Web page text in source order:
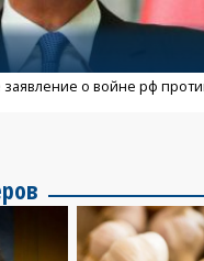
заявление о войне рф